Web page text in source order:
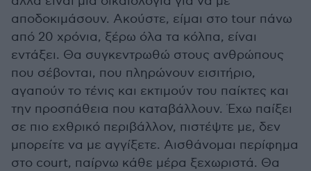
αποδοκιμάσουν. Ακούστε, είμαι στο tour πάνω
από 20 χρόνια, ξέρω όλα τα κόλπα, είναι
εντάξει. Θα συγκεντρωθώ στους ανθρώπους
που σέβονται, που πληρώνουν εισιτήριο,
αγαπούν το τένις και εκτιμούν του παίκτες και
την προσπάθεια που καταβάλλουν. Έχω παίξει
σε πιο εχθρικό περιβάλλον, πιστέψτε με, δεν
μπορείτε να με αγγίξετε. Αισθάνομαι περίφημα
στο court, παίρνω κάθε μέρα ξεχωριστά. Θα